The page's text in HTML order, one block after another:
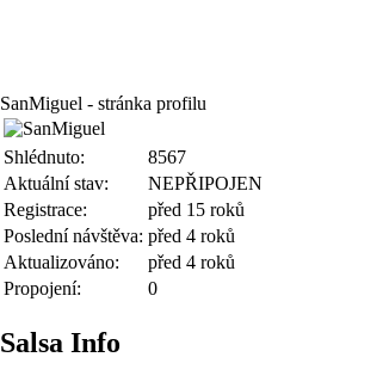
SanMiguel - stránka profilu
Shlédnuto:
8567
Aktuální stav:
NEPŘIPOJEN
Registrace:
před 15 roků
Poslední návštěva: před 4 roků
Aktualizováno:
před 4 roků
Propojení:
0
Salsa Info